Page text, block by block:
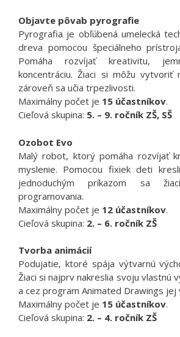
Objavte pôvab pyrografie
Pyrografia je obľúbená umelecká
dreva pomocou špeciálneho
Pomáha rozvíjať kreativitu,
koncentráciu. Žiaci si môžu vytvoriť
zároveň sa učia trpezlivosti.
Maximálny počet je 15 účastníkov.
Cieľová skupina: 5. – 9. ročník ZŠ, SŠ
Ozobot Evo
Malý robot, ktorý pomáha rozvíjať
myslenie. Pomocou fixiek deti
jednoduchým príkazom sa
programovania.
Maximálny počet je 12 účastníkov.
Cieľová skupina: 2. – 6. ročník ZŠ
Tvorba animácií
Podujatie, ktoré spája výtvarnú
Žiaci si najprv nakreslia svoju vlastnú
a cez program Animated Drawings jej
Maximálny počet je 15 účastníkov.
Cieľová skupina: 2. – 4. ročník ZŠ